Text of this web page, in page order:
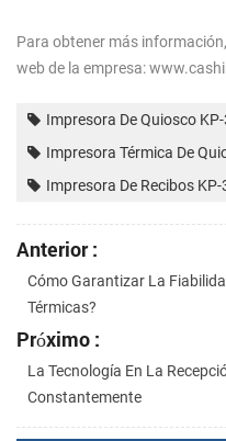
Para obtener más
web de la empresa:
Impresora De Quiosco
Impresora Térmica De
Impresora De Recibos KP-
Anterior :
Cómo Garantizar La
Térmicas?
Próximo :
La Tecnología En La
Constantemente